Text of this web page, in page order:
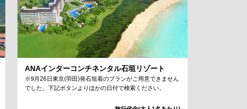
ANAインターコンチネンタル石垣リゾート
※9月26日東京(羽田)発石垣着のプランがご用意できません
でした。下記ボタンよりほかの日付で検索ください。